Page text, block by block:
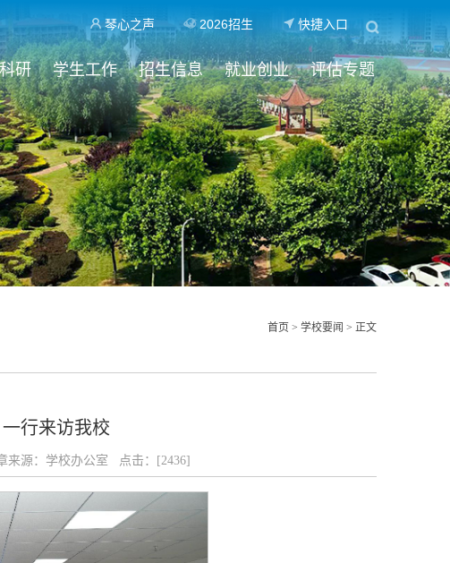
琴心之声 2026招生 快捷入口
研 学生工作 招生信息 就业创业 评估专题
首页 > 学校要闻 > 正文
行来访我校
来源：学校办公室 点击：[2436]